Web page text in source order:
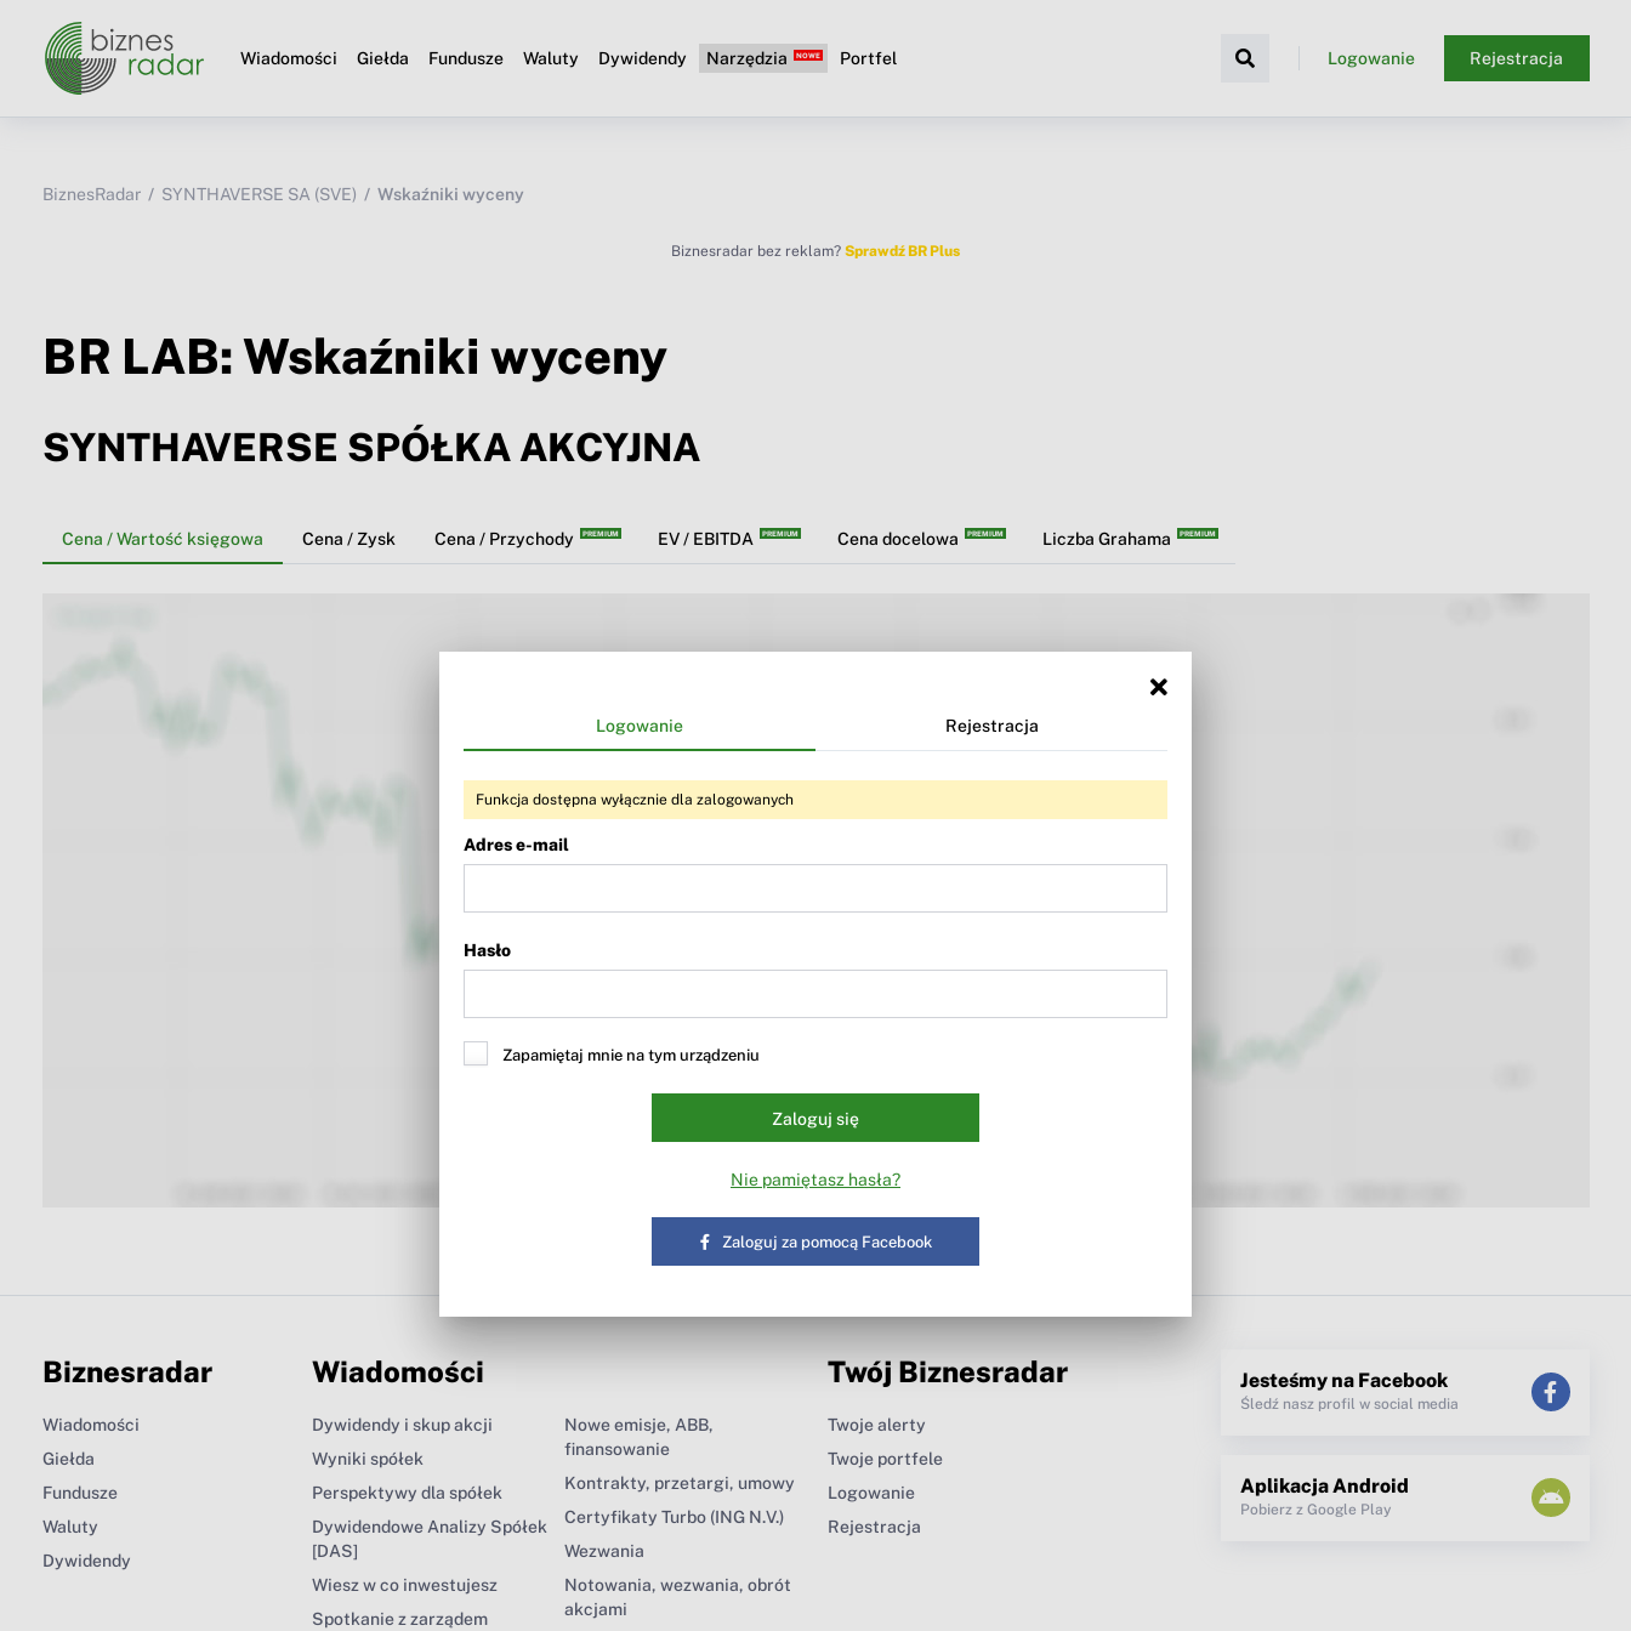
Wiadomości Giełda Fundusze Waluty Dywidendy Narzędzia Portfel Logowanie Rejestracja
BiznesRadar SYNTHAVERSE SA (SVE) Wskaźniki wyceny
Biznesradar bez reklam? Sprawdź BR Plus
BR LAB: Wskaźniki wyceny
SYNTHAVERSE SPÓŁKA AKCYJNA
Cena / Wartość księgowa Cena / Zysk Cena / Przychody EV / EBITDA Cena docelowa Liczba Grahama
BR PremiumiBR MAX
Biznesradar
Wiadomości
Giełda
Fundusze
Waluty
Dywidendy
Wiadomości
Dywidendy i skup akcji
Wyniki spółek
Perspektywy dla spółek
Dywidendowe Analizy Spółek
[DAS]
Wiesz w co inwestujesz
Spotkanie z zarządem
Nowe emisje, ABB,
finansowanie
Kontrakty, przetargi, umowy
Certyfikaty Turbo (ING N.V.)
Wezwania
Notowania, wezwania, obrót
akcjami
Twój Biznesradar
Twoje alerty
Twoje portfele
Logowanie
Rejestracja
Jesteśmy na Facebook
Śledź nasz profil w social media
Aplikacja Android
Pobierz z Google Play
Logowanie Rejestracja
Funkcja dostępna wyłącznie dla zalogowanych
Adres e-mail
Hasło
Zapamiętaj mnie na tym urządzeniu
Zaloguj się
Nie pamiętasz hasła?
Zaloguj za pomocą Facebook